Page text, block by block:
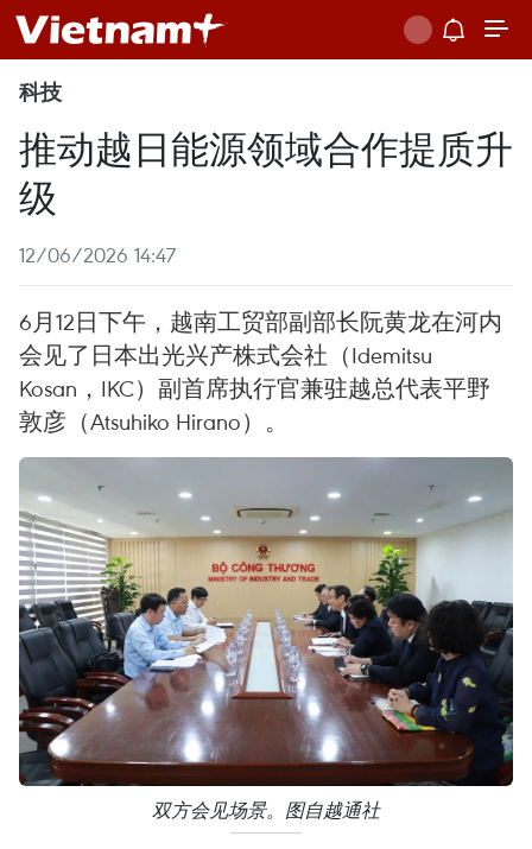
科技
推动越日能源领域合作提质升
级
12/06/2026 14:47
6月12日下午，越南工贸部副部长阮黄龙在河内
会见了日本出光兴产株式会社（Idemitsu
Kosan，IKC）副首席执行官兼驻越总代表平野
敦彦（Atsuhiko Hirano）。
双方会见场景。图自越通社